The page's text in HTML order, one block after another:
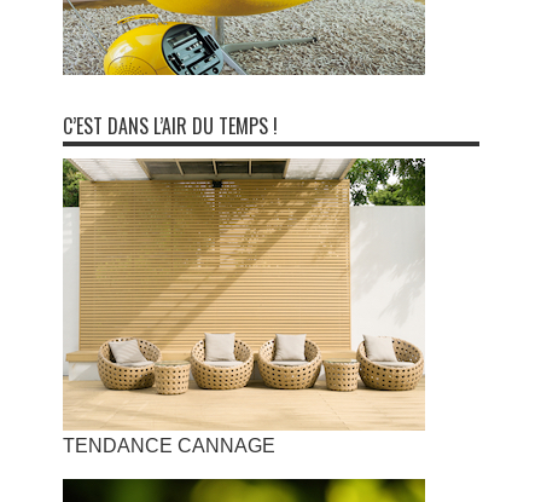
C’EST DANS L’AIR DU TEMPS !
TENDANCE CANNAGE